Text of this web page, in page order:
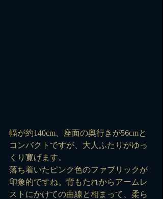
幅が約140cm、座面の奥行きが56cmと
コンパクトですが、大人ふたりがゆっ
くり寛げます。
落ち着いたピンク色のファブリックが
印象的ですね。背もたれからアームレ
ストにかけての曲線と相まって、柔ら